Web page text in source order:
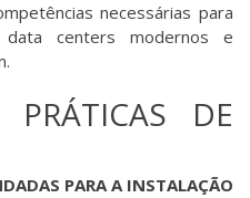
necessárias para
centers modernos e
PRÁTICAS DE
PARA A INSTALAÇÃO